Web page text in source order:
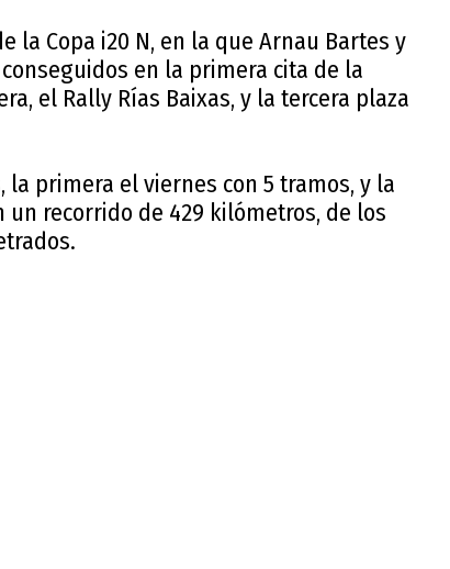
la Copa i20 N, en la que Arnau Bartes y
en la primera cita de la
el Rally Rías Baixas, y la tercera plaza
la primera el viernes con 5 tramos, y la
un recorrido de 429 kilómetros, de los